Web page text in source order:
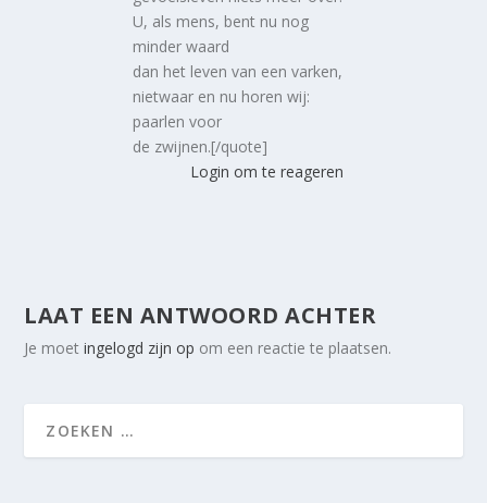
U, als mens, bent nu nog
minder waard
dan het leven van een varken,
nietwaar en nu horen wij:
paarlen voor
de zwijnen.[/quote]
Login om te reageren
LAAT EEN ANTWOORD ACHTER
Je moetingelogd zijn op om een reactie te plaatsen.